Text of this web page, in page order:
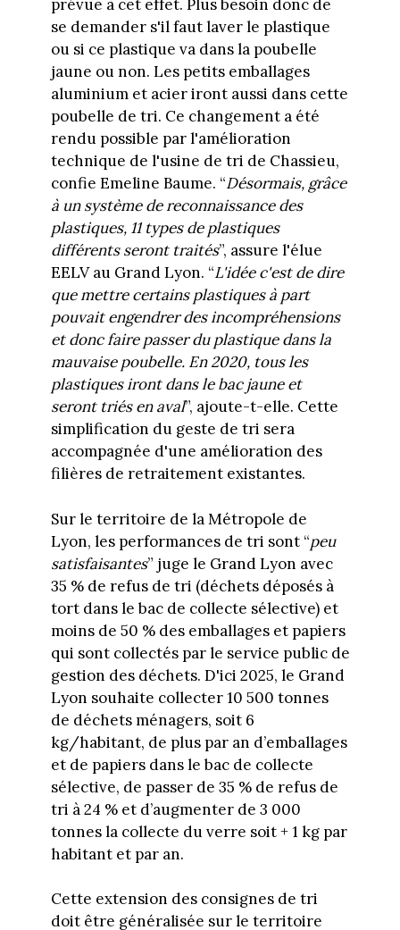
prévue à cet effet. Plus besoin donc de
se demander s'il faut laver le plastique
ou si ce plastique va dans la poubelle
jaune ou non. Les petits emballages
aluminium et acier iront aussi dans cette
poubelle de tri. Ce changement a été
rendu possible par l'amélioration
technique de l'usine de tri de Chassieu,
confie Emeline Baume. “Désormais, grâce
à un système de reconnaissance des
plastiques, 11 types de plastiques
différents seront traités”, assure l'élue
EELV au Grand Lyon. “L'idée c'est de dire
que mettre certains plastiques à part
pouvait engendrer des incompréhensions
et donc faire passer du plastique dans la
mauvaise poubelle. En 2020, tous les
plastiques iront dans le bac jaune et
seront triés en aval”, ajoute-t-elle. Cette
simplification du geste de tri sera
accompagnée d'une amélioration des
filières de retraitement existantes.
Sur le territoire de la Métropole de
Lyon, les performances de tri sont “peu
satisfaisantes” juge le Grand Lyon avec
35 % de refus de tri (déchets déposés à
tort dans le bac de collecte sélective) et
moins de 50 % des emballages et papiers
qui sont collectés par le service public de
gestion des déchets. D'ici 2025, le Grand
Lyon souhaite collecter 10 500 tonnes
de déchets ménagers, soit 6
kg/habitant, de plus par an d’emballages
et de papiers dans le bac de collecte
sélective, de passer de 35 % de refus de
tri à 24 % et d’augmenter de 3 000
tonnes la collecte du verre soit + 1 kg par
habitant et par an.
Cette extension des consignes de tri
doit être généralisée sur le territoire